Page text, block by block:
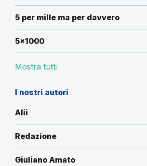
5 per mille ma per davvero
5x1000
Mostra tutti
I nostri autori
Alii
Redazione
Giuliano Amato